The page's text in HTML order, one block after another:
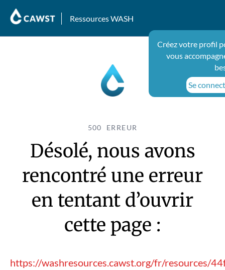
Ressources WASH
Créez votre profil
vous
Se
500 ERREUR
Désolé, nous avons
rencontré une erreur
en tentant d’ouvrir
cette page :
https://washresources.cawst.org/fr/resources/